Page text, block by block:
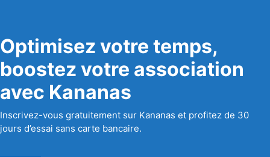
Optimisez votre temps,
boostez votre association
avec Kananas
Inscrivez-vous gratuitement sur Kananas et profitez de 30
jours d’essai sans carte bancaire.